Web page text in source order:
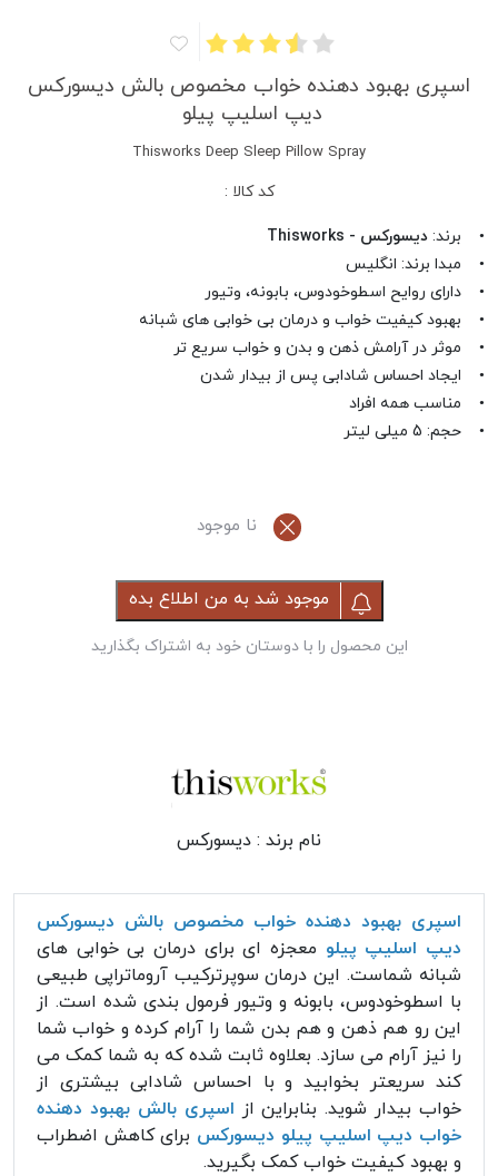
اسپری بهبود دهنده خواب مخصوص بالش دیسورکس
دیپ اسلیپ پیلو
Thisworks Deep Sleep Pillow Spray
کد کالا :
• برند: دیسورکس - Thisworks
• مبدا برند: انگلیس
• دارای روایح اسطوخودوس، بابونه، وتیور
• بهبود کیفیت خواب و درمان بی خوابی های شبانه
• موثر در آرامش ذهن و بدن و خواب سریع تر
• ایجاد احساس شادابی پس از بیدار شدن
• مناسب همه افراد
• حجم: 5 میلی لیتر
نا موجود
موجود شد به من اطلاع بده
این محصول را با دوستان خود به اشتراک بگذارید
نام برند : دیسورکس
اسپری بهبود دهنده خواب مخصوص بالش دیسورکس
دیپ اسلیپ پیلو معجزه ای برای درمان بی خوابی های
شبانه شماست. این درمان سوپرترکیب آروماتراپی طبیعی
با اسطوخودوس، بابونه و وتیور فرمول بندی شده است. از
این رو هم ذهن و هم بدن شما را آرام کرده و خواب شما
را نیز آرام می سازد. بعلاوه ثابت شده که به شما کمک می
کند سریعتر بخوابید و با احساس شادابی بیشتری از
خواب بیدار شوید. بنابراین از اسپری بالش بهبود دهنده
خواب دیپ اسلیپ پیلو دیسورکس برای کاهش اضطراب
و بهبود کیفیت خواب کمک بگیرید.